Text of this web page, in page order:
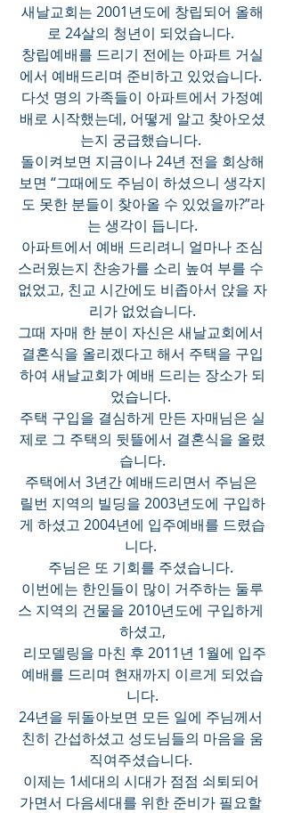
새날교회는 2001년도에 창립되어 올해
로 24살의 청년이 되었습니다.
창립예배를 드리기 전에는 아파트 거실
에서 예배드리며 준비하고 있었습니다.
다섯 명의 가족들이 아파트에서 가정예
배로 시작했는데, 어떻게 알고 찾아오셨
는지 궁급했습니다.
돌이켜보면 지금이나 24년 전을 회상해
보면 “그때에도 주님이 하셨으니 생각지
도 못한 분들이 찾아올 수 있었을까?”라
는 생각이 듭니다.
아파트에서 예배 드리려니 얼마나 조심
스러웠는지 찬송가를 소리 높여 부를 수
없었고, 친교 시간에도 비좁아서 앉을 자
리가 없었습니다.
그때 자매 한 분이 자신은 새날교회에서
결혼식을 올리겠다고 해서 주택을 구입
하여 새날교회가 예배 드리는 장소가 되
었습니다.
주택 구입을 결심하게 만든 자매님은 실
제로 그 주택의 뒷뜰에서 결혼식을 올렸
습니다.
주택에서 3년간 예배드리면서 주님은
릴번 지역의 빌딩을 2003년도에 구입하
게 하셨고 2004년에 입주예배를 드렸습
니다.
주님은 또 기회를 주셨습니다.
이번에는 한인들이 많이 거주하는 둘루
스 지역의 건물을 2010년도에 구입하게
하셨고,
예배를 드리며 현재까지 이르게 되었습
니다.
24년을 뒤돌아보면 모든 일에 주님께서
친히 간섭하셨고 성도님들의 마음을 움
직여주셨습니다.
이제는 1세대의 시대가 점점 쇠퇴되어
가면서 다음세대를 위한 준비가 필요할